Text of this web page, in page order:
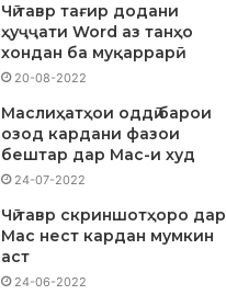
Чӣ тавр тағир додани
ҳуҷҷати Word аз танҳо
хондан ба муқаррарӣ
20-08-2022
Маслиҳатҳои оддӣ барои
озод кардани фазои
бештар дар Mac-и худ
24-07-2022
Чӣ тавр скриншотҳоро дар
Mac нест кардан мумкин
аст
24-06-2022